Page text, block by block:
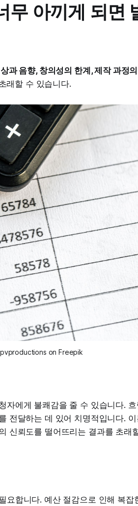
무 아끼게 되면
과 음향, 창의성의 한계, 제작 과정
래할 수 있습니다.
on Freepik
자에게 불쾌감을 줄 수 있습니다.
전달하는 데 있어 치명적입니다.
신뢰도를 떨어뜨리는 결과를 초래
요합니다. 예산 절감으로 인해 복잡